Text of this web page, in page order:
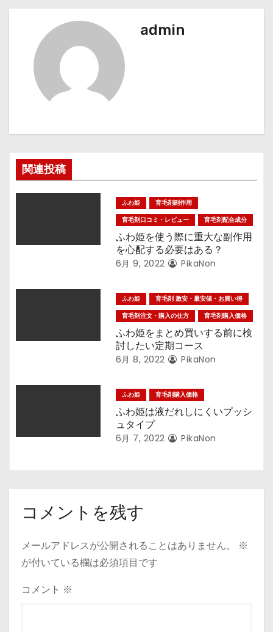
ナ
ゲ
ー
ョ
ン
admin
関連投稿
ふわ姫
育毛剤副作用
育毛剤口コミ・レビュー
育毛剤配合成分
ふわ姫を使う際に重大な副作用
を心配する必要はある？
6月 9, 2022 PikaNon
ふわ姫
育毛剤 激安・最安値・お買い得
育毛剤注文・購入の仕方
育毛剤購入価格
ふわ姫をまとめ買いする前に検
討したい定期コース
6月 8, 2022 PikaNon
ふわ姫 育毛剤購入価格
ふわ姫は液だれしにくいプッシ
ュタイプ
6月 7, 2022 PikaNon
コメントを残す
メールアドレスが公開されることはありません。
※
が付いている欄は必須項目です
コメント ※